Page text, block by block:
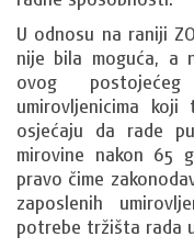
U odnosu na raniji
nije bila moguća, a
ovog
umirovljenicima
osjećaju da rade
mirovine nakon 65
pravo čime
zaposlenih
potrebe tržišta rada